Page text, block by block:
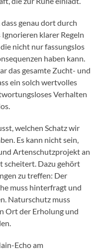
genau dort durch
klarer Regeln
nicht nur fassungslos
haben kann.
das gesamte Zucht- und
ein solch wertvolles
Verhalten
welchen Schatz wir
Es kann nicht sein,
Artenschutzprojekt an
scheitert. Dazu gehört
zu treffen: Der
muss hinterfragt und
Naturschutz muss
Ort der Erholung und
Echo am